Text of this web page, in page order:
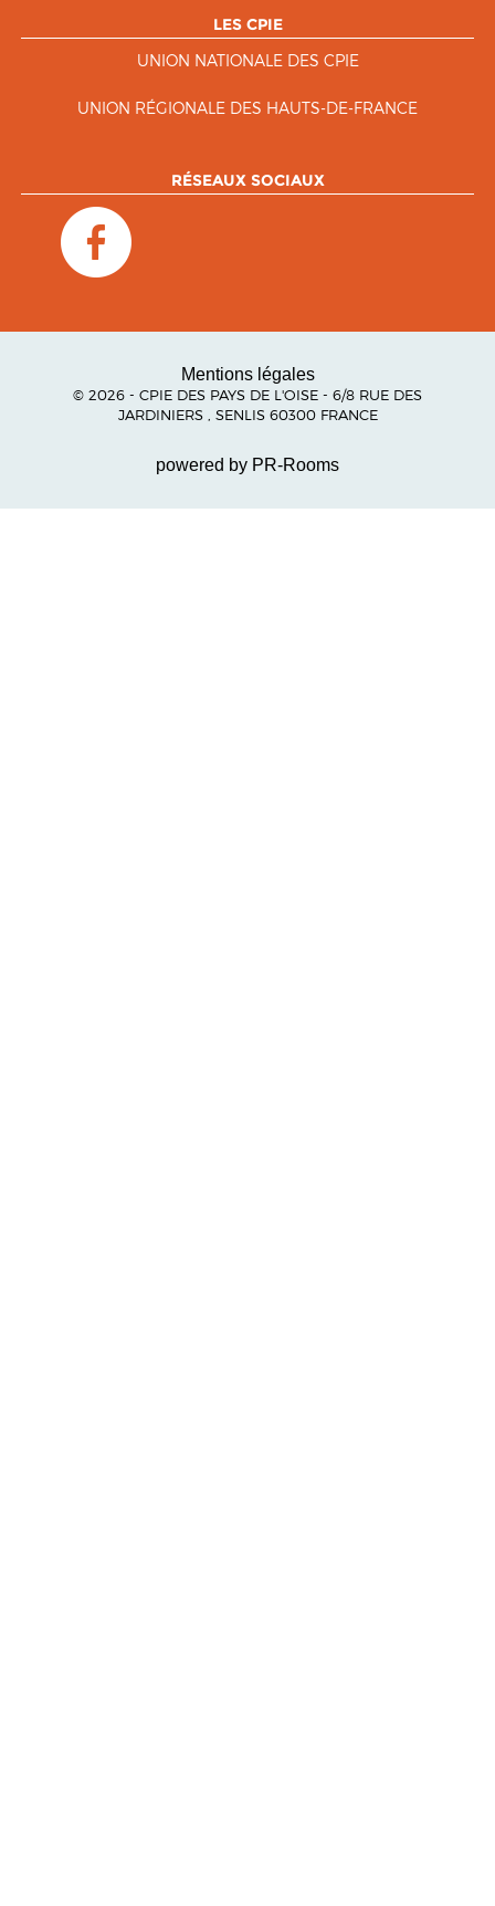
LES CPIE
UNION NATIONALE DES CPIE
UNION RÉGIONALE DES HAUTS-DE-FRANCE
RÉSEAUX SOCIAUX
Mentions légales
© 2026 - CPIE DES PAYS DE L'OISE - 6/8 RUE DES
JARDINIERS , SENLIS 60300 FRANCE
powered by PR-Rooms